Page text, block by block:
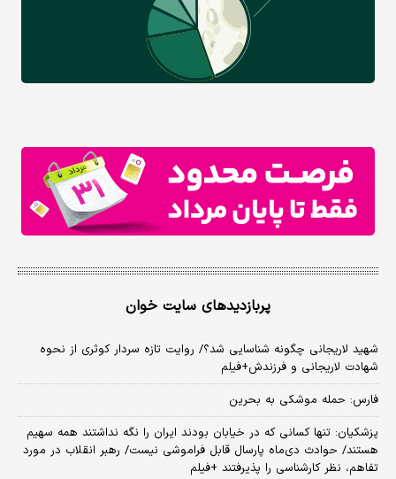
پربازدیدهای سایت خوان
شهید لاریجانی چگونه شناسایی شد؟/ روایت تازه سردار کوثری از نحوه
شهادت لاریجانی و فرزندش+فیلم
فارس: حمله موشکی به بحرین
پزشکیان: تنها کسانی که در خیابان بودند ایران را نگه نداشتند همه سهیم
هستند/ حوادث دی‌ماه پارسال قابل فراموشی نیست/ رهبر انقلاب در مورد
تفاهم، نظر کارشناسی را پذیرفتند +فیلم